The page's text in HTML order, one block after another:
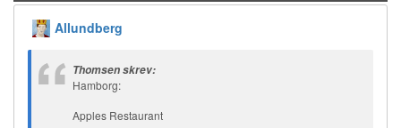
Allundberg
Thomsen skrev:
Hamborg:
Apples Restaurant